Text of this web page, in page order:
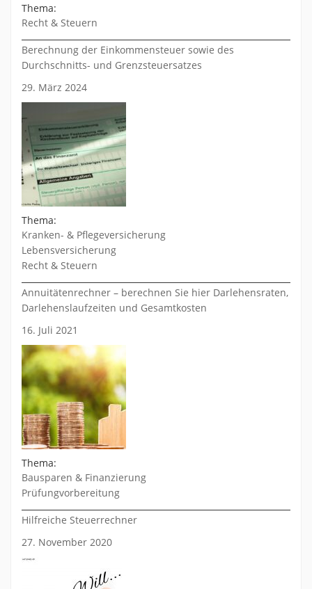
Thema:
Recht & Steuern
Berechnung der Einkommensteuer sowie des
Durchschnitts- und Grenzsteuersatzes
29. März 2024
Thema:
Kranken- & Pflegeversicherung
Lebensversicherung
Recht & Steuern
Annuitätenrechner – berechnen Sie hier Darlehensraten,
Darlehenslaufzeiten und Gesamtkosten
16. Juli 2021
Thema:
Bausparen & Finanzierung
Prüfungvorbereitung
Hilfreiche Steuerrechner
27. November 2020